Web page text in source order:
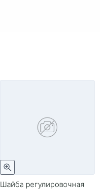
Шайба регулировочная